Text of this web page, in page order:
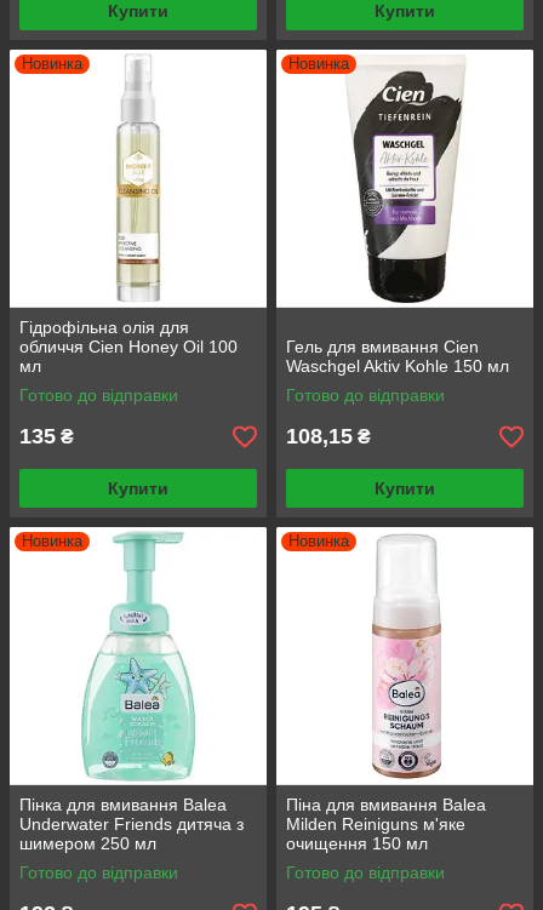
Купити Купити
Новинка
Гідрофільна олія для
обличчя Cien Honey Oil 100
мл
Готово до відправки
135 ₴
Купити
Новинка
Гель для вмивання Cien
Waschgel Aktiv Kohle 150 мл
Готово до відправки
108,15 ₴
Купити
Новинка
Пінка для вмивання Balea
Underwater Friends дитяча з
шимером 250 мл
Готово до відправки
Новинка
Піна для вмивання Balea
Milden Reiniguns м'яке
очищення 150 мл
Готово до відправки